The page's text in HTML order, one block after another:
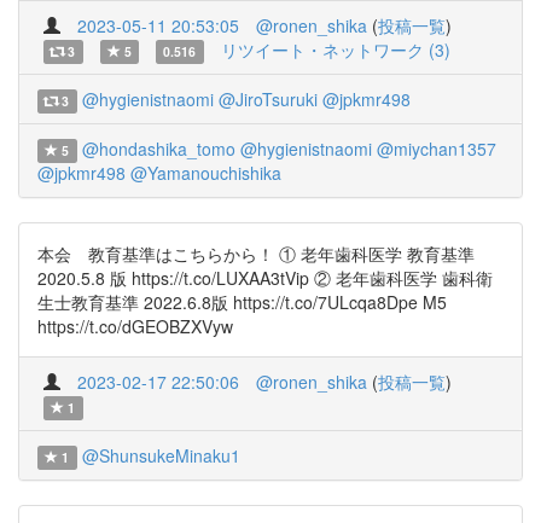
2023-05-11 20:53:05 @ronen_shika (投稿一覧)
3 5 0.516 リツイート・ネットワーク (3)
3 @hygienistnaomi @JiroTsuruki @jpkmr498
5 @hondashika_tomo @hygienistnaomi @miychan1357
@jpkmr498 @Yamanouchishika
本会 教育基準はこちらから！ ① 老年歯科医学 教育基準
2020.5.8 版 https://t.co/LUXAA3tVip ② 老年歯科医学 歯科衛
生士教育基準 2022.6.8版 https://t.co/7ULcqa8Dpe M5
https://t.co/dGEOBZXVyw
2023-02-17 22:50:06 @ronen_shika (投稿一覧)
1
1 @ShunsukeMinaku1